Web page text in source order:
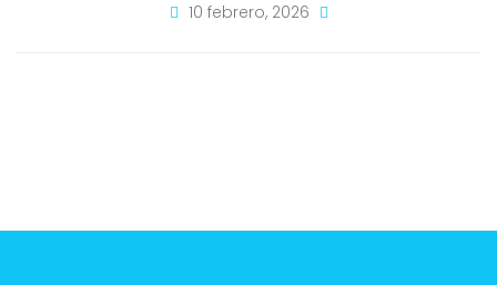
10 febrero, 2026